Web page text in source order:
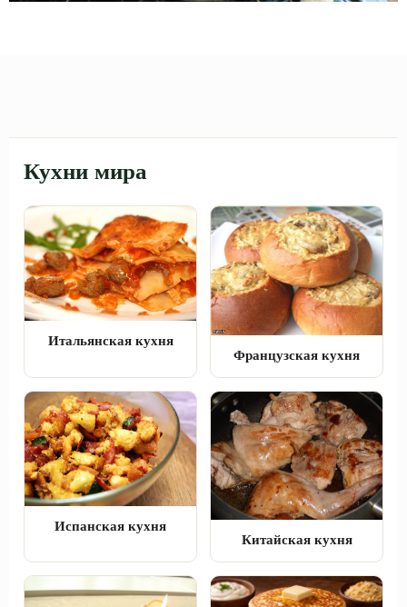
Кухни мира
Итальянская кухня
Французская кухня
Испанская кухня
Китайская кухня